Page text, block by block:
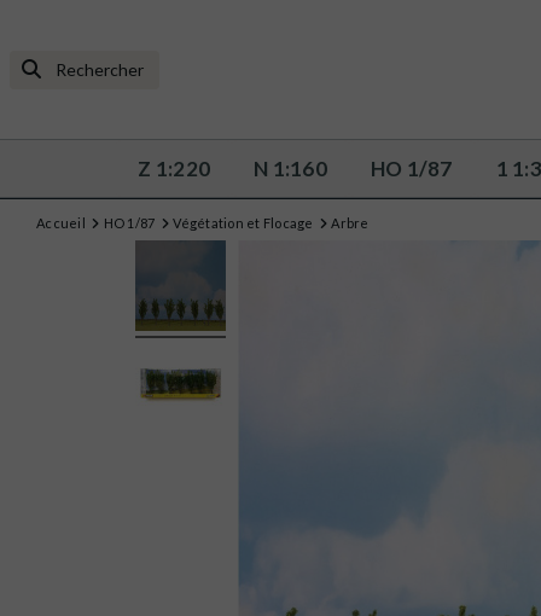
Z 1:220 N 1:160 HO 1/87 1
Accueil HO 1/87 Végétation et Flocage Arbre